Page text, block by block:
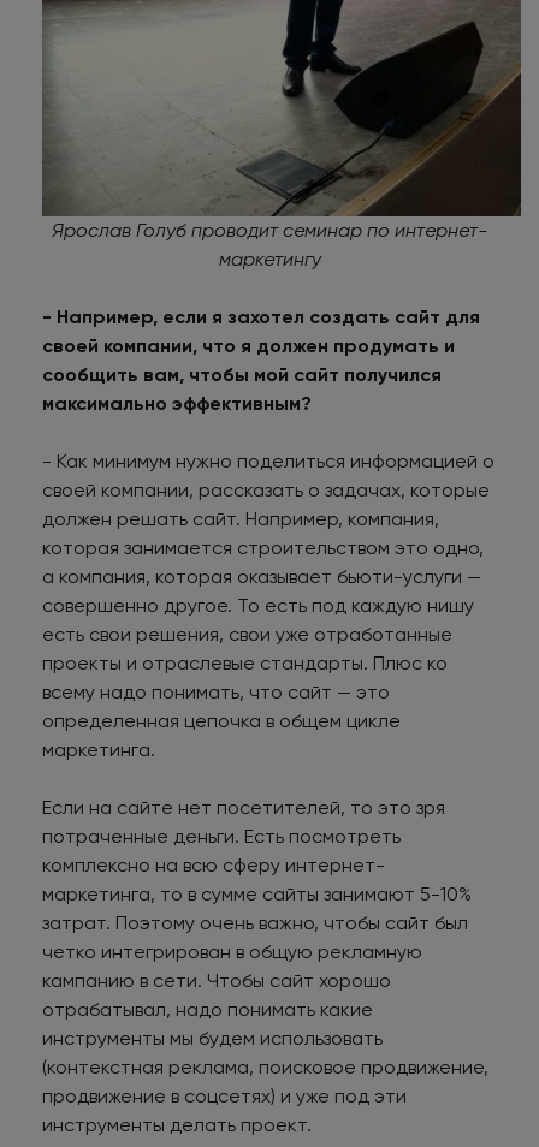
Ярослав Голуб проводит семинар по интернет-
маркетингу
- Например, если я захотел создать сайт для
своей компании, что я должен продумать и
сообщить вам, чтобы мой сайт получился
максимально эффективным?
- Как минимум нужно поделиться информацией о
своей компании, рассказать о задачах, которые
должен решать сайт. Например, компания,
которая занимается строительством это одно,
а компания, которая оказывает бьюти-услуги —
совершенно другое. То есть под каждую нишу
есть свои решения, свои уже отработанные
проекты и отраслевые стандарты. Плюс ко
всему надо понимать, что сайт — это
определенная цепочка в общем цикле
маркетинга.
Если на сайте нет посетителей, то это зря
потраченные деньги. Есть посмотреть
комплексно на всю сферу интернет-
маркетинга, то в сумме сайты занимают 5-10%
затрат. Поэтому очень важно, чтобы сайт был
четко интегрирован в общую рекламную
кампанию в сети. Чтобы сайт хорошо
отрабатывал, надо понимать какие
инструменты мы будем использовать
(контекстная реклама, поисковое продвижение,
продвижение в соцсетях) и уже под эти
инструменты делать проект.